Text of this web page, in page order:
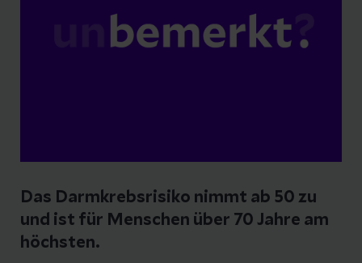
Das Darmkrebsrisiko nimmt ab 50 zu
und ist für Menschen über 70 Jahre am
höchsten.